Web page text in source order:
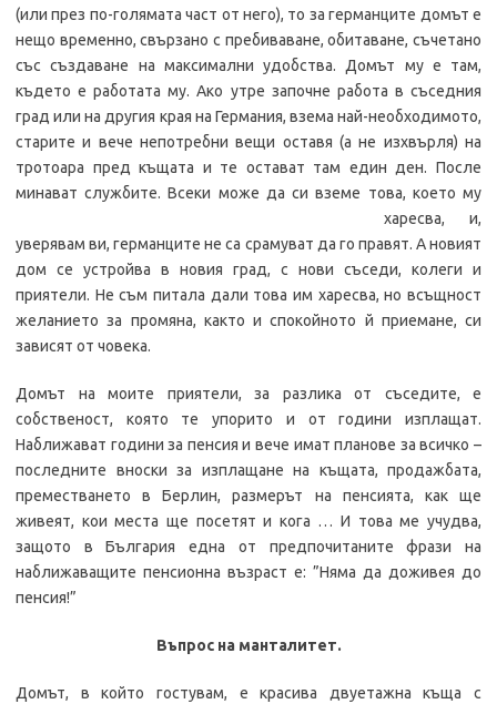
(или през по-голямата част от него), то за германците домът е
нещо временно, свързано с пребиваване, обитаване, съчетано
със създаване на максимални удобства. Домът му е там,
където е работата му. Ако утре започне работа в съседния
град или на другия края на Германия, взема най-необходимото,
старите и вече непотребни вещи оставя (а не изхвърля) на
тротоара пред къщата и те остават там един ден. После
минават службите. Всеки може да си вземе това, което му
харесва, и,
уверявам ви, германците не са срамуват да го правят. А новият
дом се устройва в новия град, с нови съседи, колеги и
приятели. Не съм питала дали това им харесва, но всъщност
желанието за промяна, както и спокойното й приемане, си
зависят от човека.
Домът на моите приятели, за разлика от съседите, е
собственост, която те упорито и от години изплащат.
Наближават години за пенсия и вече имат планове за всичко –
последните вноски за изплащане на къщата, продажбата,
преместването в Берлин, размерът на пенсията, как ще
живеят, кои места ще посетят и кога … И това ме учудва,
защото в България една от предпочитаните фрази на
наближаващите пенсионна възраст е: ”Няма да доживея до
пенсия!”
Въпрос на манталитет.
Домът, в който гостувам, е красива двуетажна къща с